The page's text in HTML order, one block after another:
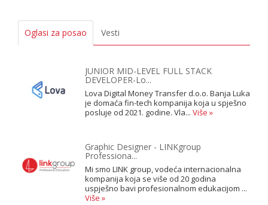
Oglasi za posao Vesti
JUNIOR MID-LEVEL FULL STACK
DEVELOPER-Lo...
Lova Digital Money Transfer d.o.o. Banja Luka
je domaća fin-tech kompanija koja u spješno
posluje od 2021. godine. Vla... Više »
Graphic Designer - LINKgroup
Professiona...
Mi smo LINK group, vodeća internacionalna
kompanija koja se više od 20 godina
uspješno bavi profesionalnom edukacijom ...
Više »